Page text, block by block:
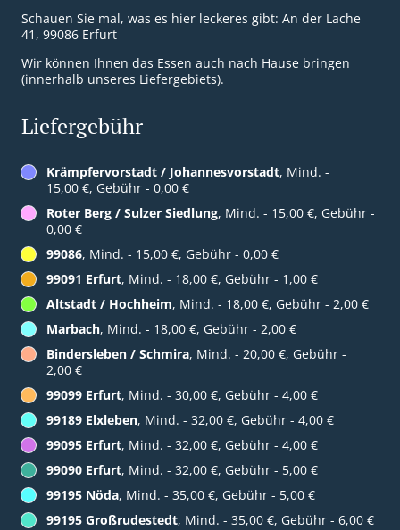
Schauen Sie mal, was es hier leckeres gibt: An der Lache
41, 99086 Erfurt
Wir können Ihnen das Essen auch nach Hause bringen
(innerhalb unseres Liefergebiets).
Liefergebühr
Krämpfervorstadt / Johannesvorstadt, Mind. -
15,00 €, Gebühr - 0,00 €
Roter Berg / Sulzer Siedlung, Mind. - 15,00 €, Gebühr -
0,00 €
99086, Mind. - 15,00 €, Gebühr - 0,00 €
99091 Erfurt, Mind. - 18,00 €, Gebühr - 1,00 €
Altstadt / Hochheim, Mind. - 18,00 €, Gebühr - 2,00 €
Marbach, Mind. - 18,00 €, Gebühr - 2,00 €
Bindersleben / Schmira, Mind. - 20,00 €, Gebühr -
2,00 €
99099 Erfurt, Mind. - 30,00 €, Gebühr - 4,00 €
99189 Elxleben, Mind. - 32,00 €, Gebühr - 4,00 €
99095 Erfurt, Mind. - 32,00 €, Gebühr - 4,00 €
99090 Erfurt, Mind. - 32,00 €, Gebühr - 5,00 €
99195 Nöda, Mind. - 35,00 €, Gebühr - 5,00 €
99195 Großrudestedt, Mind. - 35,00 €, Gebühr - 6,00 €